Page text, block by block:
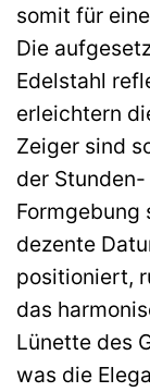
somit für
Die
Edelstahl
erleichtern
Zeiger sind
der
Formgebung
dezente
positioniert,
das
Lünette des
was die